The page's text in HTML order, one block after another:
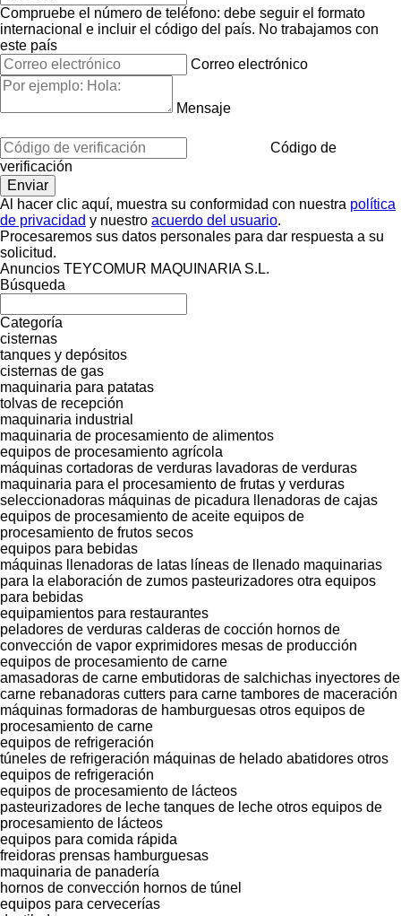
Compruebe el número de teléfono: debe seguir el formato
internacional e incluir el código del país. No trabajamos con
este país
Correo electrónico
Mensaje
Código de
verificación
Al hacer clic aquí, muestra su conformidad con nuestra política
de privacidad y nuestro acuerdo del usuario.
Procesaremos sus datos personales para dar respuesta a su
solicitud.
Anuncios TEYCOMUR MAQUINARIA S.L.
Búsqueda
Categoría
cisternas
tanques y depósitos
cisternas de gas
maquinaria para patatas
tolvas de recepción
maquinaria industrial
maquinaria de procesamiento de alimentos
equipos de procesamiento agrícola
máquinas cortadoras de verduras lavadoras de verduras
maquinaria para el procesamiento de frutas y verduras
seleccionadoras máquinas de picadura
llenadoras de cajas
equipos de procesamiento de aceite equipos de
procesamiento de frutos secos
equipos para bebidas
máquinas llenadoras de latas líneas de llenado maquinarias
para la elaboración de zumos pasteurizadores otra equipos
para bebidas
equipamientos para restaurantes
peladores de verduras calderas de cocción hornos de
convección de vapor exprimidores mesas de producción
equipos de procesamiento de carne
amasadoras de carne embutidoras de salchichas inyectores de
carne rebanadoras cutters para carne tambores de maceración
máquinas formadoras de hamburguesas otros equipos de
procesamiento de carne
equipos de refrigeración
túneles de refrigeración máquinas de helado abatidores otros
equipos de refrigeración
equipos de procesamiento de lácteos
pasteurizadores de leche tanques de leche otros equipos de
procesamiento de lácteos
equipos para comida rápida
freidoras prensas hamburguesas
maquinaria de panadería
hornos de convección hornos de túnel
equipos para cervecerías